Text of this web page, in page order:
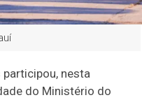
nesta
do Ministério do